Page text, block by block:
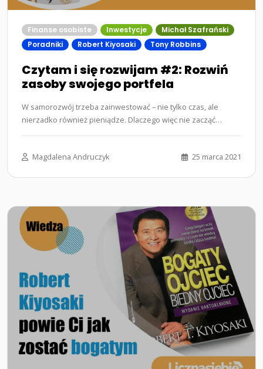
Finanse osobiste Inwestycje
Michał Szafrański
Poradniki
Robert Kiyosaki Tony Robbins
Czytam i się rozwijam #2: Rozwiń
zasoby swojego portfela
W samorozwój trzeba zainwestować – nie tylko czas, ale
nierzadko również pieniądze. Dlaczego więc nie zacząć
Magdalena Andruczyk 25 marca 2021